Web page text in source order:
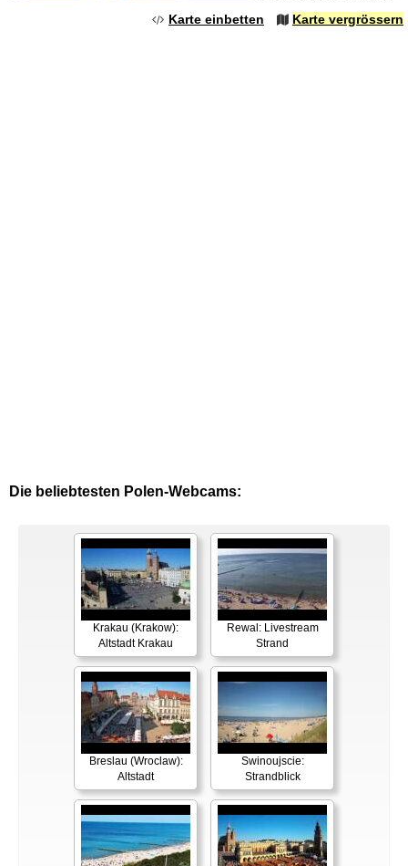
Karte einbetten Karte vergrössern
Die beliebtesten Polen-Webcams:
Krakau (Krakow):
Altstadt Krakau
Rewal: Livestream
Strand
Breslau (Wroclaw):
Altstadt
Swinoujscie:
Strandblick